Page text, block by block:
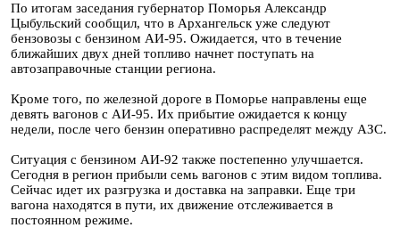
По итогам заседания губернатор Поморья Александр
Цыбульский сообщил, что в Архангельск уже следуют
бензовозы с бензином АИ-95. Ожидается, что в течение
ближайших двух дней топливо начнет поступать на
автозаправочные станции региона.
Кроме того, по железной дороге в Поморье направлены еще
девять вагонов с АИ-95. Их прибытие ожидается к концу
недели, после чего бензин оперативно распределят между АЗС.
Ситуация с бензином АИ-92 также постепенно улучшается.
Сегодня в регион прибыли семь вагонов с этим видом топлива.
Сейчас идет их разгрузка и доставка на заправки. Еще три
вагона находятся в пути, их движение отслеживается в
постоянном режиме.